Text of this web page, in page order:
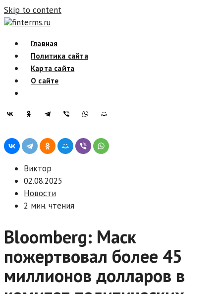
Skip to content
finterms.ru
Главная
Политика сайта
Карта сайта
О сайте
Виктор
02.08.2025
Новости
2 мин. чтения
Bloomberg: Маск
пожертвовал более 45
миллионов долларов в